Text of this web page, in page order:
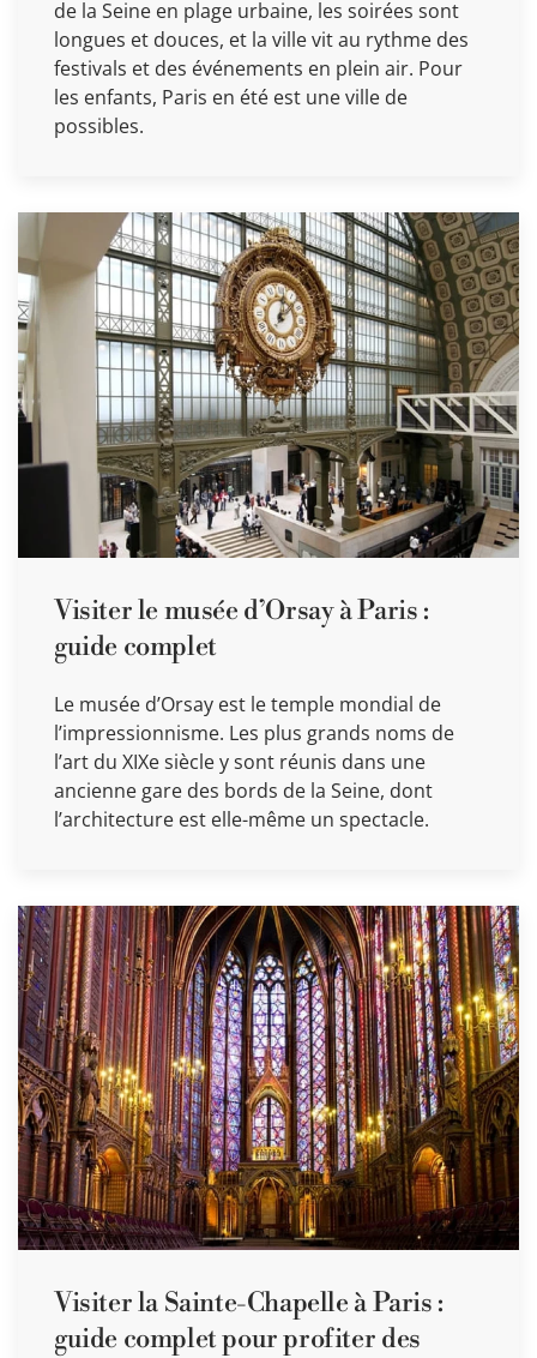
de la Seine en plage urbaine, les soirées sont
longues et douces, et la ville vit au rythme des
festivals et des événements en plein air. Pour
les enfants, Paris en été est une ville de
possibles.
Visiter le musée d’Orsay à Paris :
guide complet
Le musée d’Orsay est le temple mondial de
l’impressionnisme. Les plus grands noms de
l’art du XIXe siècle y sont réunis dans une
ancienne gare des bords de la Seine, dont
l’architecture est elle-même un spectacle.
Visiter la Sainte-Chapelle à Paris :
guide complet pour profiter des